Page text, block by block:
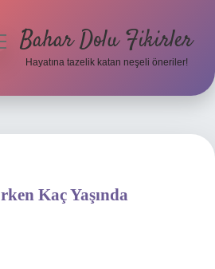
Bahar Dolu Fikirler
Hayatına tazelik katan neşeli öneriler!
Kaç Yaşında